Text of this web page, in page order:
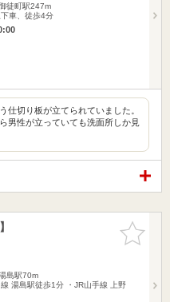
徒町駅247m
車、徒歩4分
仕切り板が立てられていました。
男性が立っていても洗面所しか見
お気に入
りに追加
島駅70m
線 湯島駅徒歩1分 ・JR山手線 上野